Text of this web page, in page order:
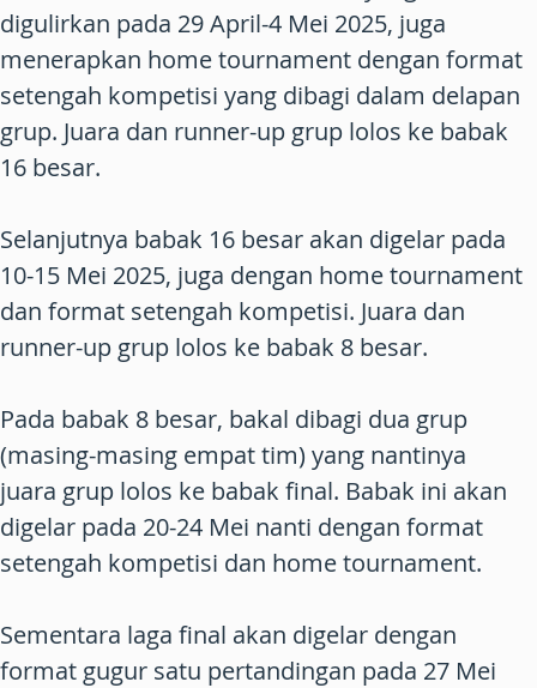
digulirkan pada 29 April-4 Mei 2025, juga
menerapkan home tournament dengan format
setengah kompetisi yang dibagi dalam delapan
grup. Juara dan runner-up grup lolos ke babak
16 besar.
Selanjutnya babak 16 besar akan digelar pada
10-15 Mei 2025, juga dengan home tournament
dan format setengah kompetisi. Juara dan
runner-up grup lolos ke babak 8 besar.
Pada babak 8 besar, bakal dibagi dua grup
(masing-masing empat tim) yang nantinya
juara grup lolos ke babak final. Babak ini akan
digelar pada 20-24 Mei nanti dengan format
setengah kompetisi dan home tournament.
Sementara laga final akan digelar dengan
format gugur satu pertandingan pada 27 Mei